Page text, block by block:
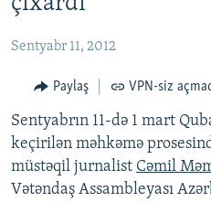
qayıt
#ƏSLINDƏ
FƏRQƏ BAX
QANUNI DOĞRU
ARAŞDIRMA
MULTIMEDIA
VIDEO
RADIO ARXIV
Sentyabr 11, 2012
Paylaş VPN-siz
Sentyabrın 11-də 1 mart
keçirilən məhkəmə
müstəqil jurnalist Cəmil
Vətəndaş Assambleyası